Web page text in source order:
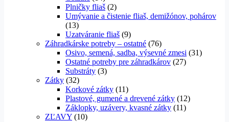
Plničky fliaš (2)
Umývanie a čistenie fliaš, demižónov, pohárov
(13)
Uzatváranie fliaš (9)
Záhradkárske potreby – ostatné (76)
Osivo, semená, sadba, výsevné zmesi (31)
Ostatné potreby pre záhradkárov (27)
Substráty (3)
Zátky (32)
Korkové zátky (11)
Plastové, gumené a drevené zátky (12)
Záklopky, uzávery, kvasné zátky (11)
ZĽAVY (10)